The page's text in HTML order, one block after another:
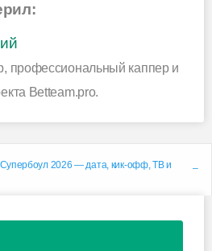
профессиональный каппер и
Betteam.pro.
2026 — дата, кик-офф, ТВ и